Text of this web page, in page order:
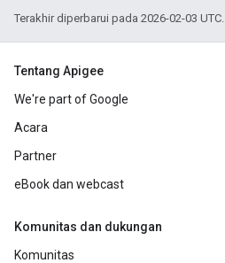
Terakhir diperbarui pada 2026-02-03 UTC.
Tentang Apigee
We're part of Google
Acara
Partner
eBook dan webcast
Komunitas dan dukungan
Komunitas